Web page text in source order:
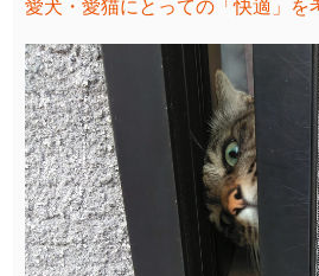
愛犬・愛猫にとっての「快適」を